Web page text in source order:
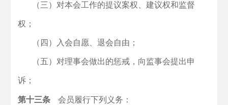
（三）对本会工作的提议案权、建议权和监督
权；
（四）入会自愿、退会自由；
（五）对理事会做出的惩戒，向监事会提出申
诉；
第十三条 会员履行下列义务：